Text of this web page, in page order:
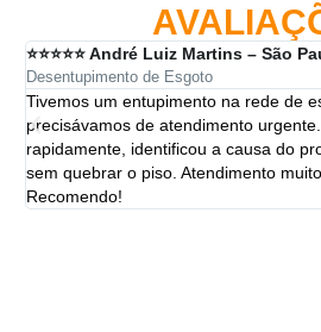
⭐⭐⭐⭐⭐ André Luiz Martins – São
Desentupimento de Esgoto
Tivemos um entupimento na rede de
precisávamos de atendimento
rapidamente, identificou a causa do
sem quebrar o piso. Atendimento
Recomendo!